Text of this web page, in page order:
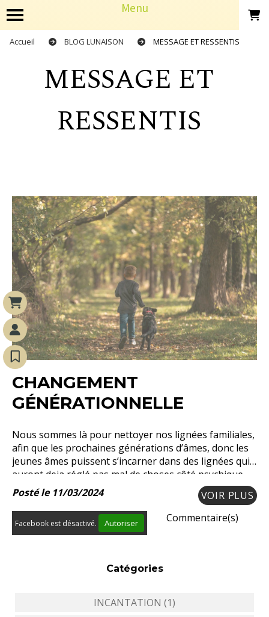
Menu
Accueil BLOG LUNAISON MESSAGE ET RESSENTIS
MESSAGE ET
RESSENTIS
CHANGEMENT
GÉNÉRATIONNELLE
Nous sommes là pour nettoyer nos lignées familiales,
afin que les prochaines générations d’âmes, donc les
jeunes âmes puissent s’incarner dans des lignées qui
auront deja réglé pas mal de choses côté psychique.
Posté le 11/03/2024
VOIR PLUS
Facebook est désactivé. Autoriser Commentaire(s)
Catégories
INCANTATION (1)
Panneau de gestion des cookies